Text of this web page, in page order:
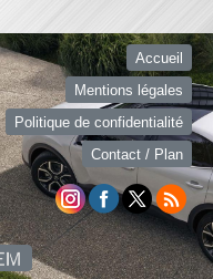
Accueil
Mentions légales
Politique de confidentialité
Contact / Plan